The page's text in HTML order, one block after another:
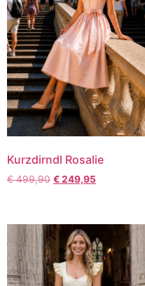
Kurzdirndl Rosalie
€499,90 €249,95